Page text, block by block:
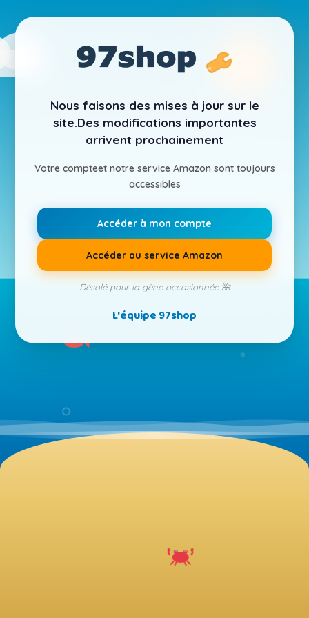
Nous faisons des mises à jour sur le
site.Des modifications importantes
arrivent prochainement
Votre compteet notre service Amazon sont toujours
accessibles
Accéder à mon compte
Accéder au service Amazon
Désolé pour la gêne occasionnée 🌺
L'équipe 97shop